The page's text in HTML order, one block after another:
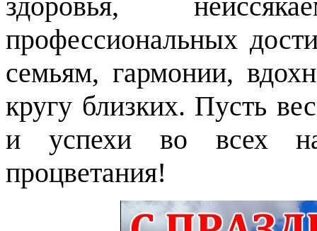
профессиональных
семьям, гармонии,
кругу близких. Пусть
и успехи во всех
процветания!